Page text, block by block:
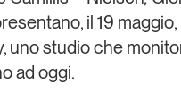
il 19 maggio,
, uno studio che
ad oggi.